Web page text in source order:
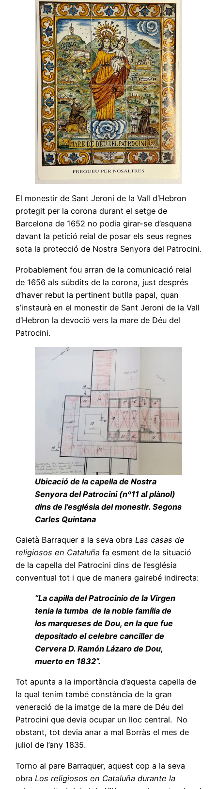
El monestir de Sant Jeroni de la Vall d’Hebron
protegit per la corona durant el setge de
Barcelona de 1652 no podia girar-se d’esquena
davant la petició reial de posar els seus regnes
sota la protecció de Nostra Senyora del Patrocini.
Probablement fou arran de la comunicació reial
de 1656 als súbdits de la corona, just després
d’haver rebut la pertinent butlla papal, quan
s’instaurà en el monestir de Sant Jeroni de la Vall
d’Hebron la devoció vers la mare de Déu del
Patrocini.
Ubicació de la capella de Nostra
Senyora del Patrocini (nº11 al plànol)
dins de l’església del monestir. Segons
Carles Quintana
Gaietà Barraquer a la seva obra Las casas de
religiosos en Cataluña fa esment de la situació
de la capella del Patrocini dins de l’església
conventual tot i que de manera gairebé indirecta:
“La capilla del Patrocinio de la Virgen
tenia la tumba de la noble família de
los marqueses de Dou, en la que fue
depositado el celebre canciller de
Cervera D. Ramón Lázaro de Dou,
muerto en 1832”.
Tot apunta a la importància d’aquesta capella de
la qual tenim també constància de la gran
veneració de la imatge de la mare de Déu del
Patrocini que devia ocupar un lloc central. No
obstant, tot devia anar a mal Borràs el mes de
juliol de l’any 1835.
Torno al pare Barraquer, aquest cop a la seva
obra Los religiosos en Cataluña durante la